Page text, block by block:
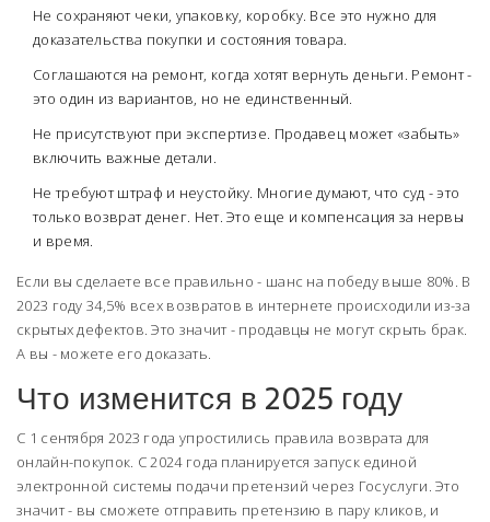
Не сохраняют чеки, упаковку, коробку. Все это нужно для
доказательства покупки и состояния товара.
Соглашаются на ремонт, когда хотят вернуть деньги. Ремонт -
это один из вариантов, но не единственный.
Не присутствуют при экспертизе. Продавец может «забыть»
включить важные детали.
Не требуют штраф и неустойку. Многие думают, что суд - это
только возврат денег. Нет. Это еще и компенсация за нервы
и время.
Если вы сделаете все правильно - шанс на победу выше 80%. В
2023 году 34,5% всех возвратов в интернете происходили из-за
скрытых дефектов. Это значит - продавцы не могут скрыть брак.
А вы - можете его доказать.
Что изменится в 2025 году
С 1 сентября 2023 года упростились правила возврата для
онлайн-покупок. С 2024 года планируется запуск единой
электронной системы подачи претензий через Госуслуги. Это
значит - вы сможете отправить претензию в пару кликов, и